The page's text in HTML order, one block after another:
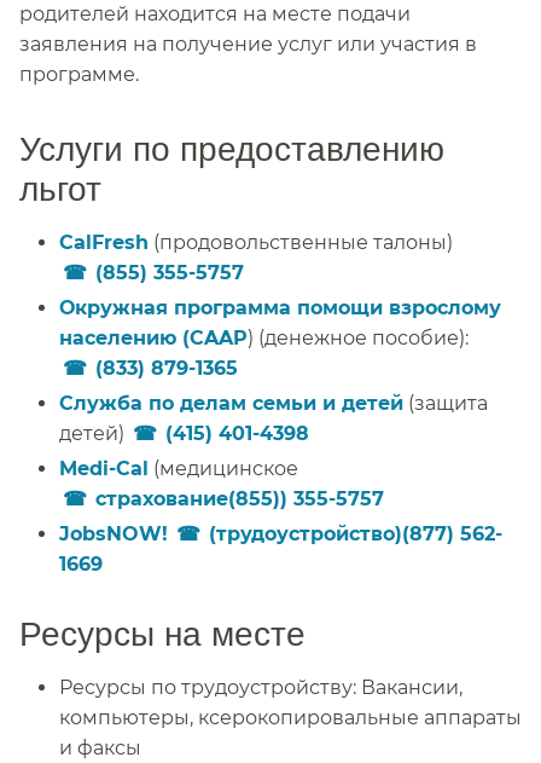
родителей находится на месте подачи
заявления на получение услуг или участия в
программе.​​
Услуги по предоставлению
льгот​​
CalFresh (продовольственные талоны)
(855) 355-5757​​
Окружная программа помощи взрослому
населению (CAAP) (денежное пособие):
(833) 879-1365
Служба по делам семьи и детей (защита
детей)
(415) 401-4398
Medi-Cal (медицинское
страхование(855)) 355-5757​​
JobsNOW!
(трудоустройство)(877) 562-
1669
Ресурсы на месте​​
Ресурсы по трудоустройству: Вакансии,
компьютеры, ксерокопировальные аппараты
и факсы​​